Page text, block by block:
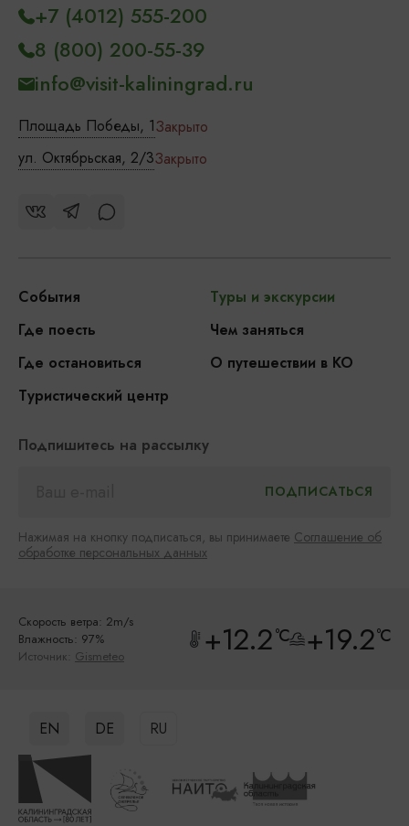
Площадь Победы, 1Закрыто
ул. Октябрьская, 2/3Закрыто
+7 (4012) 555-200
8 (800) 200-55-39
info@visit-kaliningrad.ru
События
Туры и экскурсии
Где поесть
Чем заняться
Где остановиться
О путешествии в КО
Туристический центр
Подпишитесь на рассылку
Нажимая на кнопку подписаться, вы принимаете Соглашение об
обработке персональных данных
Скорость ветра: 2m/s
Влажность: 97%
Источник: Gismeteo +12.2°C +19.2°C
EN DE RU